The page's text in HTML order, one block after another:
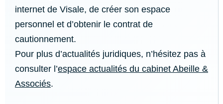
internet de Visale, de créer son espace
personnel et d’obtenir le contrat de
cautionnement.
Pour plus d’actualités juridiques, n’hésitez pas à
consulter l’espace actualités du cabinet Abeille &
Associés.